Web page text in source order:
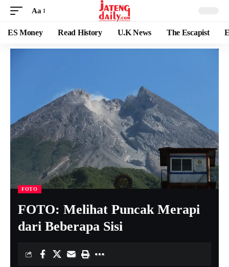
Aa
ES Money Read History U.K News The Escapist
FOTO
FOTO: Melihat Puncak Merapi
dari Beberapa Sisi